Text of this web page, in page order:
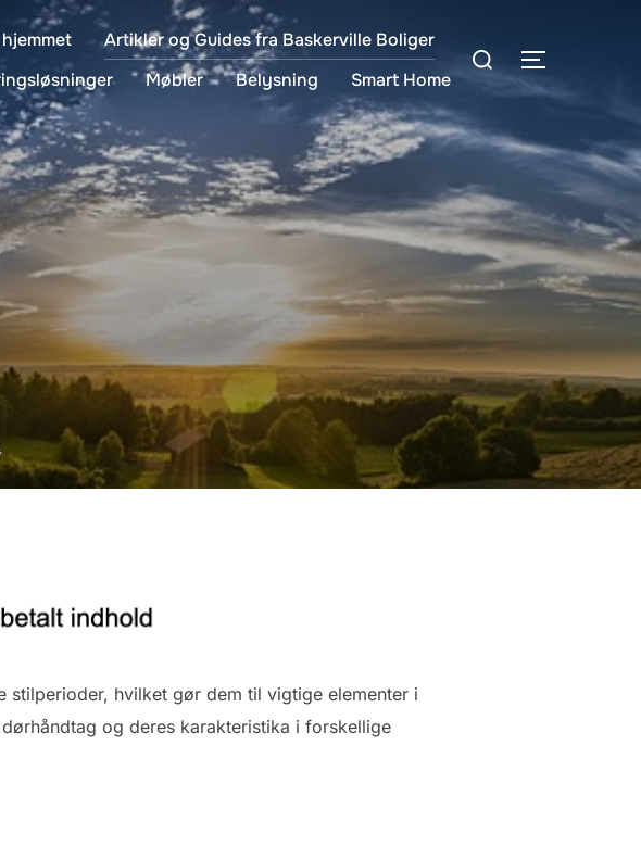
Artikler og Guides fra Baskerville Boliger
Møbler Belysning Smart Home
Søg
SLÅ
hvilket gør dem til vigtige elementer i
og deres karakteristika i forskellige